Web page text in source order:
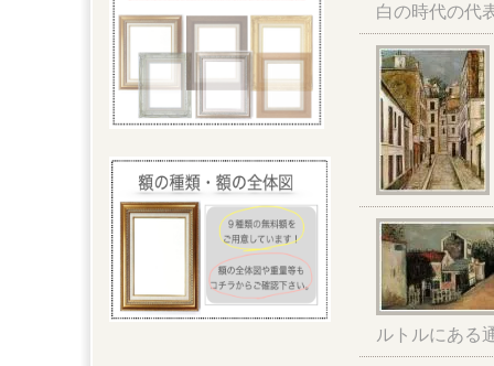
白の時代の代
ルトルにある